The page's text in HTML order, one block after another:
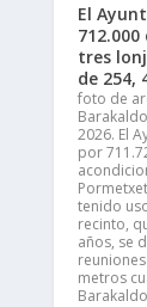
El
tres
de 254,
foto de
2026. El
por
tenido
recinto,
años, se
metros